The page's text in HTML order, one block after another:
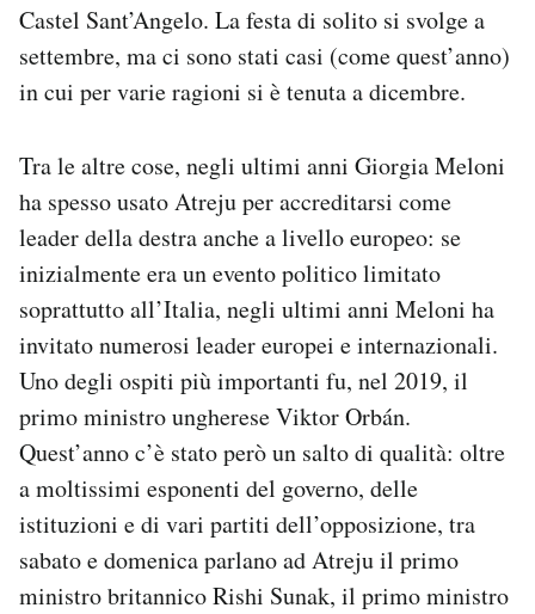
Castel Sant’Angelo. La festa di solito si svolge a
settembre, ma ci sono stati casi (come quest’anno)
in cui per varie ragioni si è tenuta a dicembre.
Tra le altre cose, negli ultimi anni Giorgia Meloni
ha spesso usato Atreju per accreditarsi come
leader della destra anche a livello europeo: se
inizialmente era un evento politico limitato
soprattutto all’Italia, negli ultimi anni Meloni ha
invitato numerosi leader europei e internazionali.
Uno degli ospiti più importanti fu, nel 2019, il
primo ministro ungherese Viktor Orbán.
Quest’anno c’è stato però un salto di qualità: oltre
a moltissimi esponenti del governo, delle
istituzioni e di vari partiti dell’opposizione, tra
sabato e domenica parlano ad Atreju il primo
ministro britannico Rishi Sunak, il primo ministro